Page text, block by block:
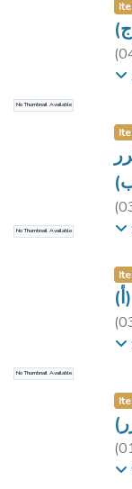
No Thumbnail Available
(
No Thumbnail Available
35 مكرر
(
No Thumbnail Available
(
(